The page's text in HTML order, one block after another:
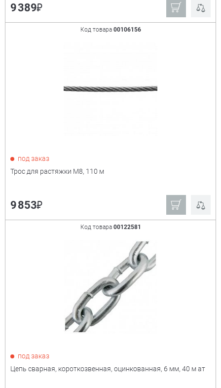
9 389₽
Код товара 00106156
под заказ
Трос для растяжки М8, 110 м
9 853₽
Код товара 00122581
под заказ
Цепь сварная, короткозвенная, оцинкованная, 6 мм, 40 м ат